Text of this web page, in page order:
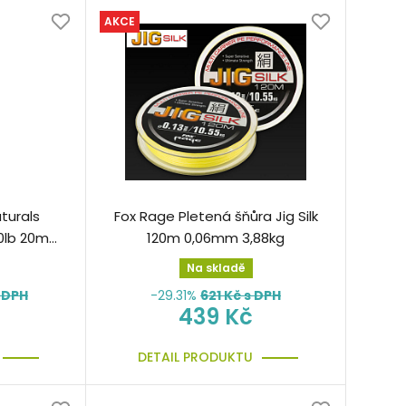
20m
AKCE
Fox Rage Pletená šňůra Jig Silk
120m 0,06mm 3,88kg
Na skladě
-29.31% 621Kč s DPH
439 Kč
DETAIL PRODUKTU